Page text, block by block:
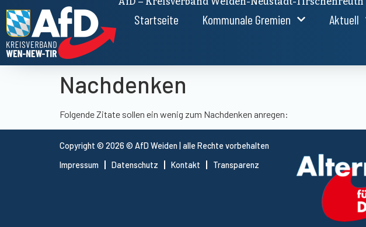
Startseite Kommunale Gremien Aktuell
Nachdenken
Folgende Zitate sollen ein wenig zum Nachdenken anregen:
Copyright © 2026 © AfD Weiden | alle Rechte vorbehalten
Impressum
Datenschutz Kontakt Transparenz